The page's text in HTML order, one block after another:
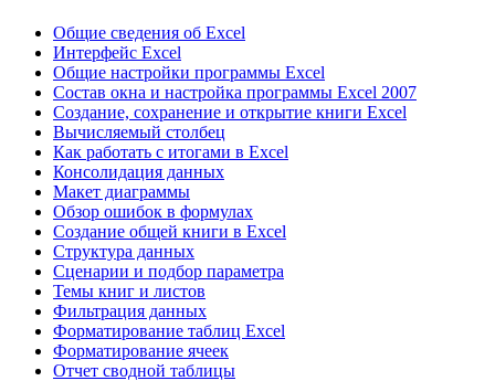
Общие сведения об Excel
Интерфейс Excel
Общие настройки программы Excel
Состав окна и настройка программы Excel 2007
Создание, сохранение и открытие книги Excel
Вычисляемый столбец
Как работать с итогами в Excel
Консолидация данных
Макет диаграммы
Обзор ошибок в формулах
Создание общей книги в Excel
Структура данных
Сценарии и подбор параметра
Темы книг и листов
Фильтрация данных
Форматирование таблиц Excel
Форматирование ячеек
Отчет сводной таблицы